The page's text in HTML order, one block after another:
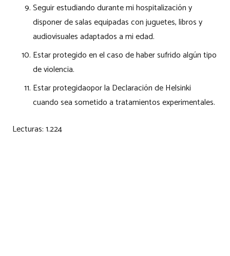
Seguir estudiando durante mi hospitalización y
disponer de salas equipadas con juguetes, libros y
audiovisuales adaptados a mi edad.
Estar protegido en el caso de haber sufrido algún tipo
de violencia.
Estar protegidaopor la Declaración de Helsinki
cuando sea sometido a tratamientos experimentales.
Lecturas:1.224